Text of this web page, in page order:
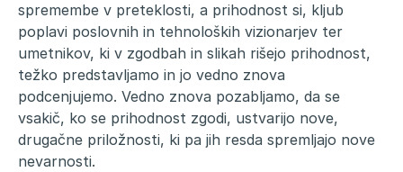
spremembe v preteklosti, a prihodnost si, kljub
poplavi poslovnih in tehnoloških vizionarjev ter
umetnikov, ki v zgodbah in slikah rišejo prihodnost,
težko predstavljamo in jo vedno znova
podcenjujemo. Vedno znova pozabljamo, da se
vsakič, ko se prihodnost zgodi, ustvarijo nove,
drugačne priložnosti, ki pa jih resda spremljajo nove
nevarnosti.